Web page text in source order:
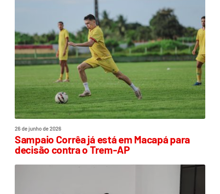
26 de junho de 2026
Sampaio Corrêa já está em Macapá para
decisão contra o Trem-AP